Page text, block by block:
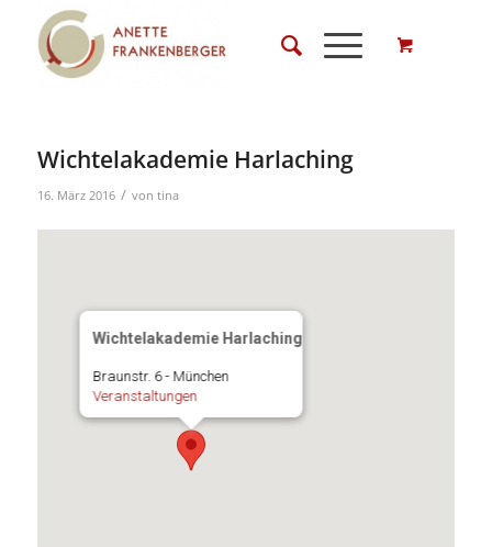
Wichtelakademie Harlaching
16. März 2016 / von tina
Wichtelakademie Harlaching
Braunstr. 6 - München
Veranstaltungen